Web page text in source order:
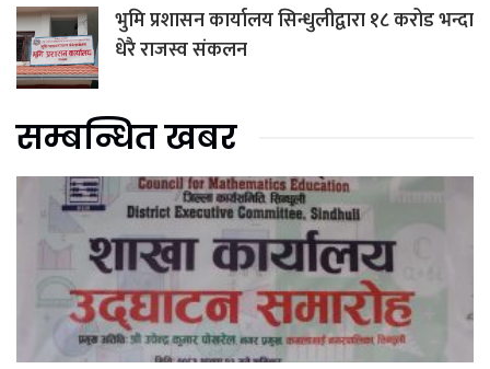
भुमि प्रशासन कार्यालय सिन्धुलीद्वारा १८ करोड भन्दा
धेरै राजस्व संकलन
सम्बन्धित खबर